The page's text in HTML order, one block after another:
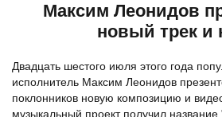
Максим Леонидов
новый трек и
Двадцать шестого июля этого года
исполнитель Максим Леонидов
поклонников новую композицию и
музыкальный проект получил